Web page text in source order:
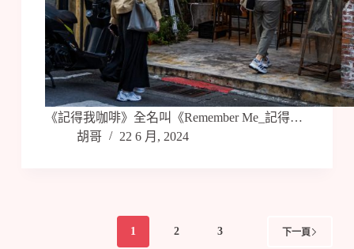
《記得我咖啡》全名叫《Remember Me_記得…
胡哥
22 6 月, 2024
1 2 3 下一頁